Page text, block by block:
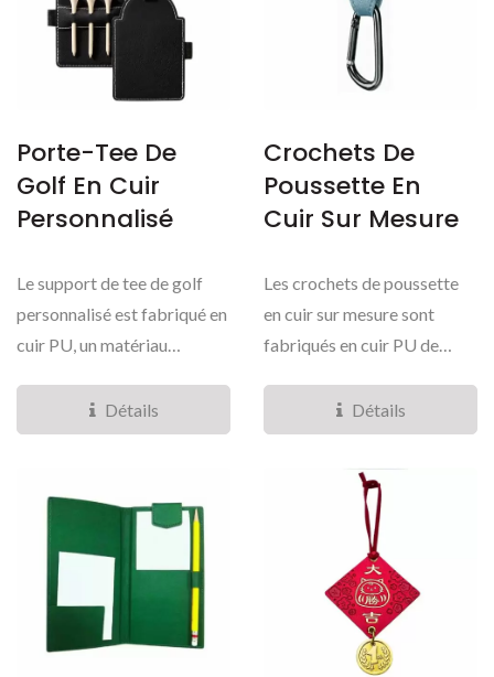
Porte-Tee De
Golf En Cuir
Personnalisé
Le support de tee de golf
personnalisé est fabriqué en
cuir PU, un matériau
Détails
Crochets De
Poussette En
Cuir Sur Mesure
Les crochets de poussette
en cuir sur mesure sont
fabriqués en cuir PU de
Détails